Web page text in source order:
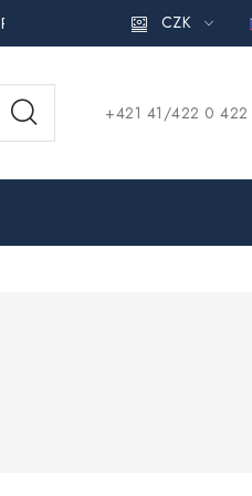
Pravidla ochrany osobních údajů
CZK
+421 41/422 0 422